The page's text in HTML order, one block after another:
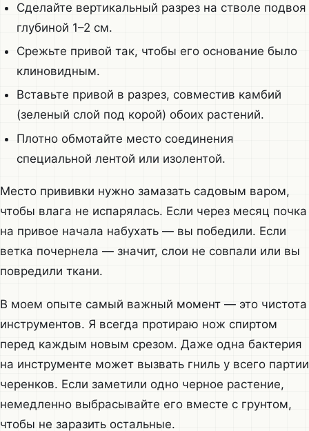
Сделайте вертикальный разрез на стволе подвоя
глубиной 1–2 см.
Срежьте привой так, чтобы его основание было
клиновидным.
Вставьте привой в разрез, совместив камбий
(зеленый слой под корой) обоих растений.
Плотно обмотайте место соединения
специальной лентой или изолентой.
Место прививки нужно замазать садовым варом,
чтобы влага не испарялась. Если через месяц почка
на привое начала набухать — вы победили. Если
ветка почернела — значит, слои не совпали или вы
повредили ткани.
В моем опыте самый важный момент — это чистота
инструментов. Я всегда протираю нож спиртом
перед каждым новым срезом. Даже одна бактерия
на инструменте может вызвать гниль у всего партии
черенков. Если заметили одно черное растение,
немедленно выбрасывайте его вместе с грунтом,
чтобы не заразить остальные.